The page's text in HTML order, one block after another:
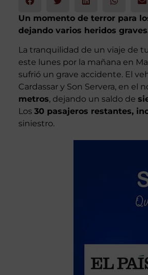
13 de marzo 2024
dejando varios heridos graves.
La tranquilidad de un viaje de
este lunes por la mañana en
sufrió un grave accidente. El
Cardassar y Son Servera, en el
metros, dejando un saldo de